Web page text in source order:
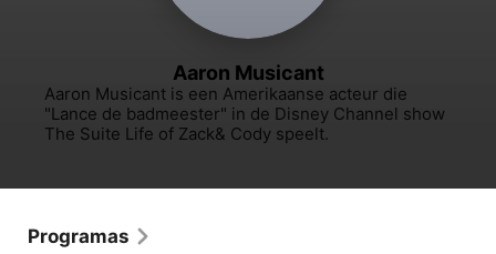
Aaron Musicant
Aaron Musicant is een Amerikaanse acteur die
"Lance de badmeester" in de Disney Channel show
The Suite Life of Zack& Cody speelt.
Programas